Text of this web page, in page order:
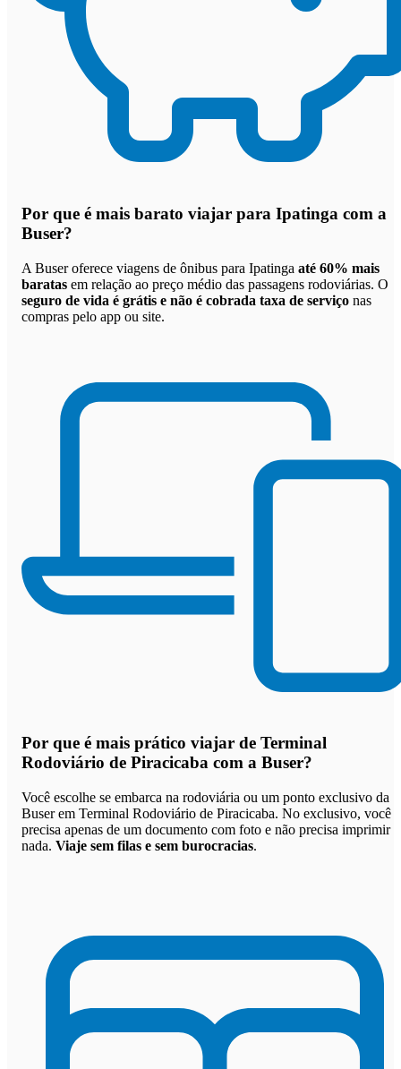
Por que é mais barato viajar para Ipatinga com a
Buser?
A Buser oferece viagens de ônibus para Ipatinga até 60% mais
baratas em relação ao preço médio das passagens rodoviárias. O
seguro de vida é grátis e não é cobrada taxa de serviço nas
compras pelo app ou site.
Por que é mais prático viajar de Terminal
Rodoviário de Piracicaba com a Buser?
Você escolhe se embarca na rodoviária ou um ponto exclusivo da
Buser em Terminal Rodoviário de Piracicaba. No exclusivo, você
precisa apenas de um documento com foto e não precisa imprimir
nada. Viaje sem filas e sem burocracias.